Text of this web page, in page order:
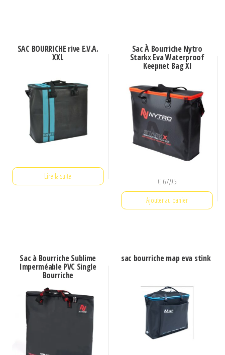
SAC BOURRICHE rive E.V.A.
XXL
Lire la suite
Sac À Bourriche Nytro
Starkx Eva Waterproof
Keepnet Bag Xl
€ 67,95
Ajouter au panier
Sac à Bourriche Sublime
Imperméable PVC Single
Bourriche
sac bourriche map eva stink